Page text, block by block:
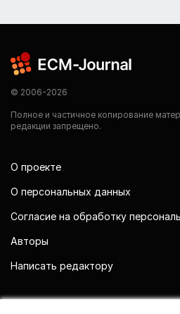
© 2006-2026
Полное и частичное копирование
редакции запрещено.
О проекте
О персональных данных
Согласие на обработку
Авторы
Написать редактору